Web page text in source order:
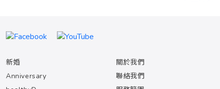
新婚
Anniversary
關於我們
聯絡我們